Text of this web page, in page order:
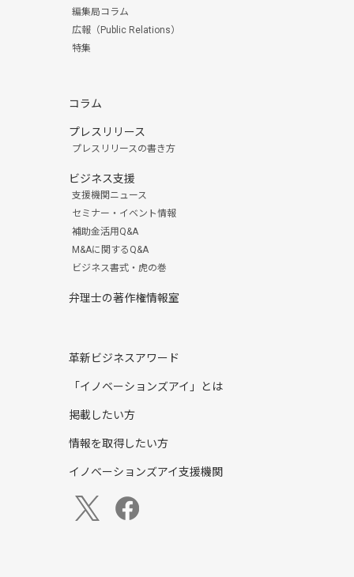
編集局コラム
広報（Public Relations）
特集
コラム
プレスリリース
プレスリリースの書き方
ビジネス支援
支援機関ニュース
セミナー・イベント情報
補助金活用Q&A
M&Aに関するQ&A
ビジネス書式・虎の巻
弁理士の著作権情報室
革新ビジネスアワード
「イノベーションズアイ」とは
掲載したい方
情報を取得したい方
イノベーションズアイ支援機関